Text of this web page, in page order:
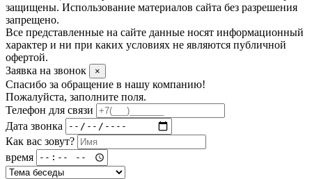
защищены. Использование материалов сайта без разрешения
запрещено.
Все представленные на сайте данные носят информационный
характер и ни при каких условиях не являются публичной
офертой.
Заявка на звонок
×
Спасибо за обращение в нашу компанию!
Пожалуйста, заполните поля.
Телефон для связи
Дата звонка
Как вас зовут?
время